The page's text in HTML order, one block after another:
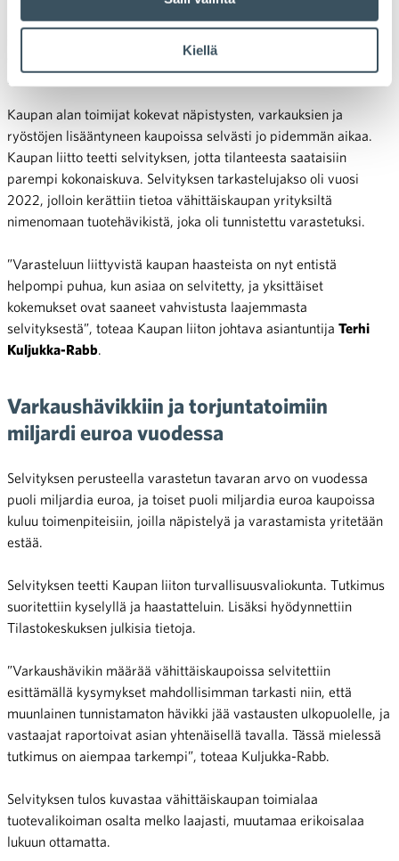
Kiellä
suuruudesta vähittäiskaupassa. Samalla kartoitettiin
ensimmäistä kertaa varkaushävikin torjunnan aiheuttamia
kustannuksia.
Kaupan alan toimijat kokevat näpistysten, varkauksien ja
ryöstöjen lisääntyneen kaupoissa selvästi jo pidemmän aikaa.
Kaupan liitto teetti selvityksen, jotta tilanteesta saataisiin
parempi kokonaiskuva. Selvityksen tarkastelujakso oli vuosi
2022, jolloin kerättiin tietoa vähittäiskaupan yrityksiltä
nimenomaan tuotehävikistä, joka oli tunnistettu varastetuksi.
”Varasteluun liittyvistä kaupan haasteista on nyt entistä
helpompi puhua, kun asiaa on selvitetty, ja yksittäiset
kokemukset ovat saaneet vahvistusta laajemmasta
selvityksestä”, toteaa Kaupan liiton johtava asiantuntija Terhi
Kuljukka-Rabb
Varkaushävikkiin ja torjuntatoimiin
miljardi euroa vuodessa
Selvityksen perusteella varastetun tavaran arvo on vuodessa
puoli miljardia euroa, ja toiset puoli miljardia euroa kaupoissa
kuluu toimenpiteisiin, joilla näpistelyä ja varastamista yritetään
estää.
Selvityksen teetti Kaupan liiton turvallisuusvaliokunta. Tutkimus
suoritettiin kyselyllä ja haastatteluin. Lisäksi hyödynnettiin
Tilastokeskuksen julkisia tietoja.
”Varkaushävikin määrää vähittäiskaupoissa selvitettiin
esittämällä kysymykset mahdollisimman tarkasti niin, että
muunlainen tunnistamaton hävikki jää vastausten ulkopuolelle, ja
vastaajat raportoivat asian yhtenäisellä tavalla. Tässä mielessä
tutkimus on aiempaa tarkempi”, toteaa Kuljukka-Rabb.
Selvityksen tulos kuvastaa vähittäiskaupan toimialaa
tuotevalikoiman osalta melko laajasti, muutamaa erikoisalaa
lukuun ottamatta.